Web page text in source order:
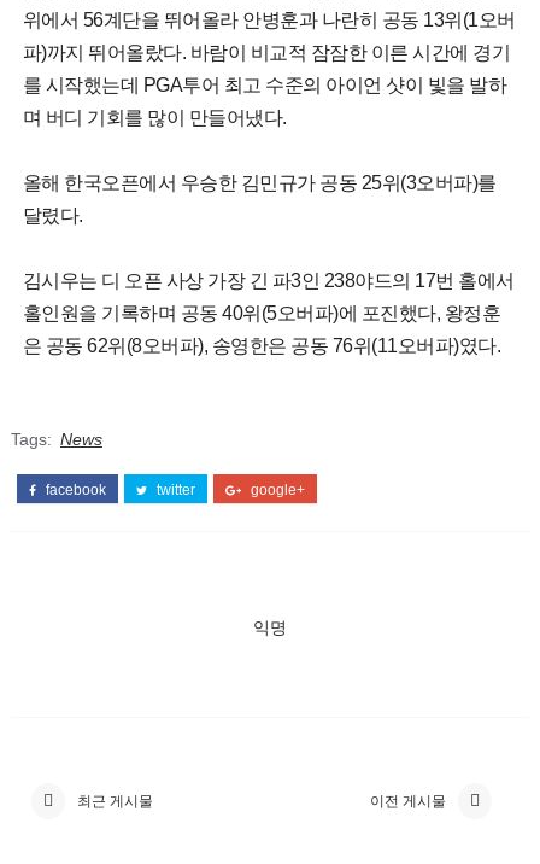
위에서 56계단을 뛰어올라 안병훈과 나란히 공동 13위(1오버
파)까지 뛰어올랐다. 바람이 비교적 잠잠한 이른 시간에 경기
를 시작했는데 PGA투어 최고 수준의 아이언 샷이 빛을 발하
며 버디 기회를 많이 만들어냈다.
올해 한국오픈에서 우승한 김민규가 공동 25위(3오버파)를
달렸다.
김시우는 디 오픈 사상 가장 긴 파3인 238야드의 17번 홀에서
홀인원을 기록하며 공동 40위(5오버파)에 포진했다, 왕정훈
은 공동 62위(8오버파), 송영한은 공동 76위(11오버파)였다.
Tags: News
facebook twitter google+
익명
최근 게시물 이전 게시물